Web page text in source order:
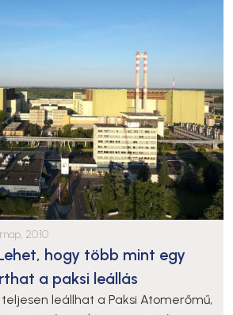
20:10
hogy több mint egy
a paksi leállás
leállhat a Paksi Atomerőmű,